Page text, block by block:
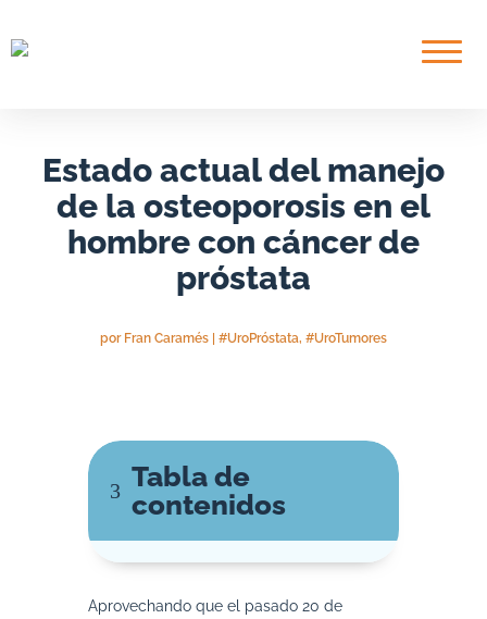
Estado actual del manejo
de la osteoporosis en el
hombre con cáncer de
próstata
por Fran Caramés| #UroPróstata, #UroTumores
3 Tabla de
contenidos
Aprovechando que el pasado 20 de